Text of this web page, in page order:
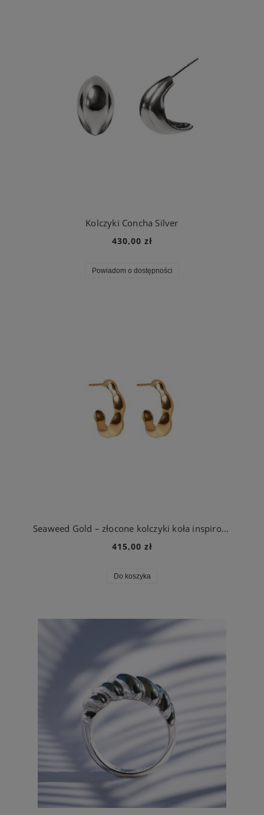
Kolczyki Concha Silver
430,00 zł
Powiadom o dostępności
Seaweed Gold – złocone kolczyki koła inspirowane morskimi wodorostami
415,00 zł
Do koszyka